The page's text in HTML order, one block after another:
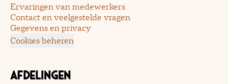
Ervaringen van medewerkers
Contact en veelgestelde vragen
Gegevens en privacy
Cookies beheren
Afdelingen